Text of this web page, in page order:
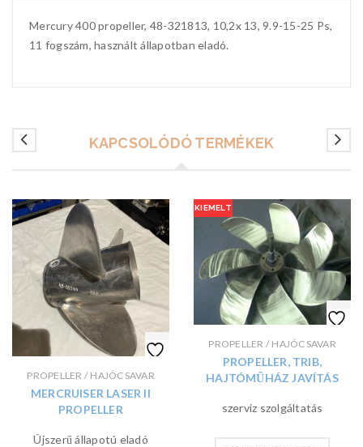
Mercury 400 propeller, 48-321813, 10,2x 13, 9.9-15-25 Ps,
11 fogszám, használt állapotban eladó.
KAPCSOLÓDÓ TERMÉKEK
PROPELLER / HAJÓCSAVAR
MERCRUISER LASER II
PROPELLER
Újszerű állapotú eladó
KIEMELT
PROPELLER / HAJÓCSAVAR
PROPELLER, TRIB,
HAJTÓMŰHÁZ JAVÍTÁS
szerviz szolgáltatás